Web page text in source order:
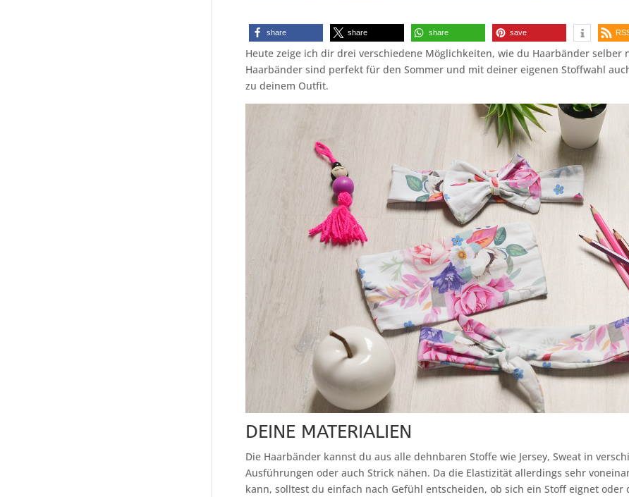
share share share save
Heute zeige ich dir drei verschiedene Möglichkeiten, wie du Haarbänder selber
Haarbänder sind perfekt für den Sommer und mit deiner eigenen Stoffwahl
zu deinem Outfit.
DEINE MATERIALIEN
Die Haarbänder kannst du aus alle dehnbaren Stoffe wie Jersey, Sweat in
Ausführungen oder auch Strick nähen. Da die Elastizität allerdings sehr
kann, solltest du einfach nach Gefühl entscheiden, ob sich ein Stoff eignet oder